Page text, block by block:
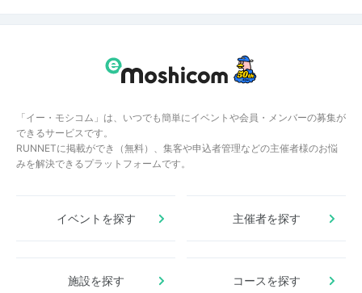
「イー・モシコム」は、いつでも簡単にイベントや会員・メンバーの募集が
できるサービスです。
RUNNETに掲載ができ（無料）、集客や申込者管理などの主催者様のお悩
みを解決できるプラットフォームです。
イベントを探す 主催者を探す
施設を探す コースを探す